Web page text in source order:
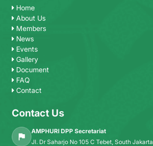
Home
About Us
Members
News
Events
Gallery
Document
FAQ
Contact
Contact Us
AMPHURI DPP Secretariat
Jl. Dr Saharjo No 105 C Tebet, South Jakarta